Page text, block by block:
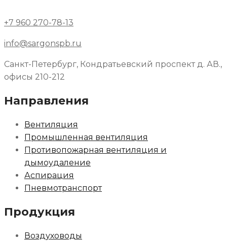
+7 960 270-78-13
info@sargonspb.ru
Санкт-Петербург, Кондратьевский проспект д. АВ.,
офисы 210-212
Направления
Вентиляция
Промышленная вентиляция
Противопожарная вентиляция и
дымоудаление
Аспирация
Пневмотранспорт
Продукция
Воздуховоды